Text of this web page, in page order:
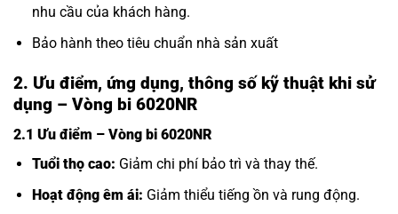
nhu cầu của khách hàng.
Bảo hành theo tiêu chuẩn nhà sản xuất
2. Ưu điểm, ứng dụng, thông số kỹ thuật khi sử
dụng – Vòng bi 6020NR
2.1 Ưu điểm – Vòng bi 6020NR
Tuổi thọ cao: Giảm chi phí bảo trì và thay thế.
Hoạt động êm ái: Giảm thiểu tiếng ồn và rung động.